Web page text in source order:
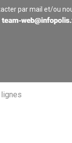
par mail et/ou